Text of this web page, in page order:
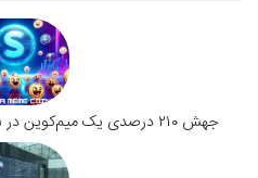
جهش ۲۱۰ درصدی یک میم‌کوین در سولانا؛ شروعی جدید برای بازار؟